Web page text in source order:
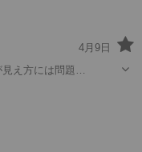
4月9日
え方には問題…